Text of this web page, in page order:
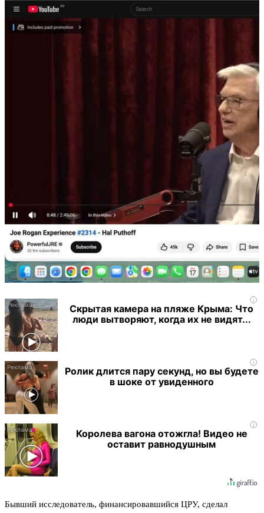
i
Скрытая камера на пляже Крыма: Что
люди вытворяют, когда их не видят...
i
Ролик длится пару секунд, но вы будете
в шоке от увиденного
i
Королева вагона отожгла! Видео не
оставит равнодушным
Бывший исследователь, финансировавшийся ЦРУ, сделал